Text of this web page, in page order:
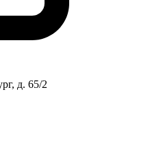
д. 65/2